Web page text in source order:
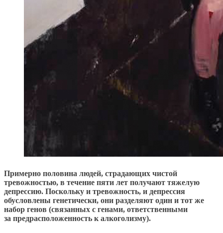
Примерно половина людей, страдающих чистой
тревожностью, в течение пяти лет получают тяжелую
депрессию. Поскольку и тревожность, и депрессия
обусловлены генетически, они разделяют один и тот же
набор генов (связанных с генами, ответственными
за предрасположенность к алкоголизму).